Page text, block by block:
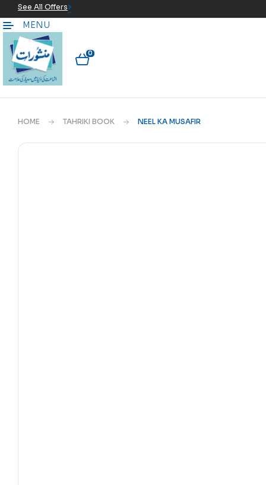
See All Offers
MENU
0
HOME TAHRIKI BOOK NEEL KA MUSAFIR